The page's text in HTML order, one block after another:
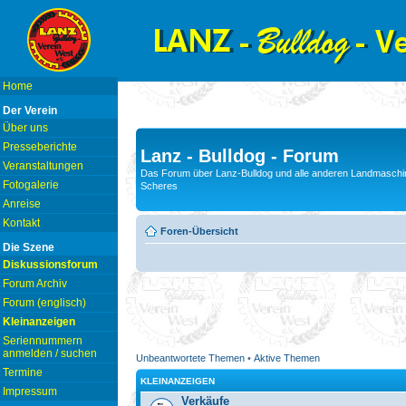
Home
Der Verein
Über uns
Presseberichte
Veranstaltungen
Fotogalerie
Anreise
Kontakt
Die Szene
Diskussionsforum
Forum Archiv
Forum (englisch)
Kleinanzeigen
Seriennummern
anmelden / suchen
Termine
Impressum
Lanz - Bulldog - Forum
Das Forum über Lanz-Bulldog und alle anderen
Scheres
Foren-Übersicht
Unbeantwortete Themen • Aktive Themen
KLEINANZEIGEN
Verkäufe